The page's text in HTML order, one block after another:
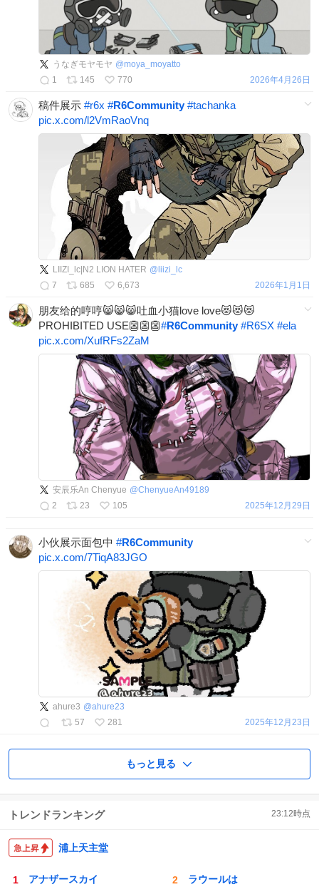
うなぎモヤモヤ @moya_moyatto
1
145 770 2026年4月26日
稿件展示 #r6x #R6Community #tachanka
pic.x.com/l2VmRaoVnq
LIIZI_lc|N2 LION HATER @ liizi_lc
7
685 6,673 2026年1月1日
朋友给的哼哼😸😸😸吐血小猫love love😻😻😻
PROHIBITED USE👺👺👺#R6Community #R6SX #ela
pic.x.com/XufRFs2ZaM
安辰乐An Chenyue @ChenyueAn49189
2
23 105 2025年12月29日
小伙展示面包中 #R6Community
pic.x.com/7TiqA83JGO
ahure3 @ahure23
57
281 2025年12月23日
もっと見る
トレンドランキング 23:12時点
浦上天主堂
アナザースカイ ラウールは